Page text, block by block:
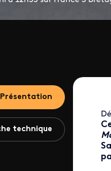
Présentation
technique